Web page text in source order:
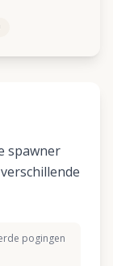
spawner
pogingen